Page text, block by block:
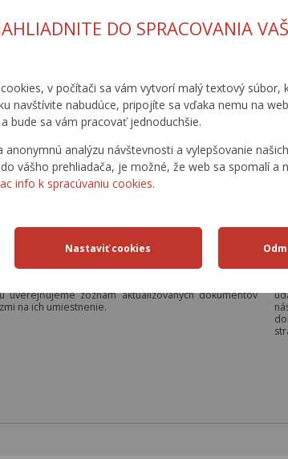
DO SPRACOVANIA
v počítači sa vám vytvorí malý textový súbor,
navštívite nabudúce, pripojíte sa vďaka nemu na
bude sa vám pracovať jednoduchšie.
analýzu návštevnosti a vylepšovanie
vášho prehliadača, je možné, že web sa spomalí a
info k spracúvaniu cookies.
prehľadových máp, štatistické výstupy v tabuľkovej
uverejňujeme zoznam aktualizovaných dokumentov
na ich umiestnenie.